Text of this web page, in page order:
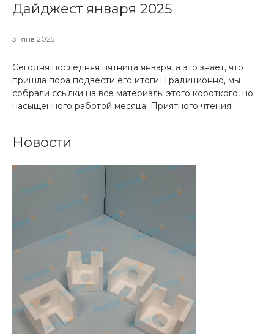
Дайджест января 2025
31 янв 2025
Сегодня последняя пятница января, а это знает, что
пришла пора подвести его итоги. Традиционно, мы
собрали ссылки на все материалы этого короткого, но
насыщенного работой месяца. Приятного чтения!
Новости